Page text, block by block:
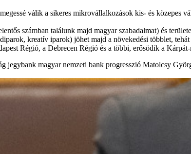
válik a sikeres mikrovállalkozások kis- és közepes
számban találunk majd magyar szabadalmat) és
kreatív iparok) jöhet majd a növekedési többlet,
Régió, a Debrecen Régió és a többi, erősödik a
jegybank magyar nemzeti bank progresszió Matolcsy